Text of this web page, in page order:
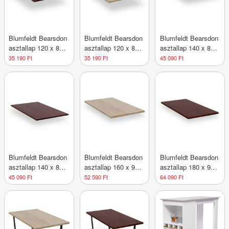
Blumfeldt Bearsdon
asztallap 120 x 80
cm konyhához és
étkezőhöz,
35 190 Ft
Blumfeldt Bearsdon
asztallap 120 x 80
cm konyhához és
étkezőhöz, Tartós
35 190 Ft
Blumfeldt Bearsdon
asztallap 140 x 80
cm konyhába és
étkezőbe,
45 090 Ft
Blumfeldt Bearsdon
asztallap 140 x 80
cm konyhához és
étkezőhöz, Tartós
45 090 Ft
Blumfeldt Bearsdon
asztallap 160 x 90
cm konyhához és
étkezőhöz,
52 590 Ft
Blumfeldt Bearsdon
asztallap 180 x 90
cm konyhához és
étkezőhöz, Tartós
rétegelt fa
64 090 Ft